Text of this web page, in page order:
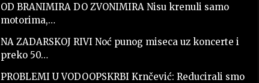
OD BRANIMIRA DO ZVONIMIRA Nisu krenuli samo
motorima,…
NA ZADARSKOJ RIVI Noć punog miseca uz koncerte i
preko 50…
PROBLEMI U VODOOPSKRBI Krnčević: Reducirali smo